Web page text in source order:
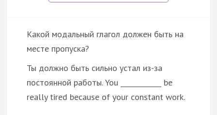
Какой модальный глагол должен быть на
месте пропуска?
Ты должно быть сильно устал из-за
постоянной работы. You ____________ be
really tired because of your constant work.